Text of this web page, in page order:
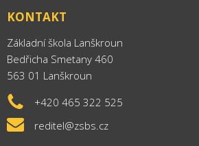
KONTAKT
Základní škola Lanškroun
Bedřicha Smetany 460
563 01 Lanškroun
+420 465 322 525
reditel@zsbs.cz